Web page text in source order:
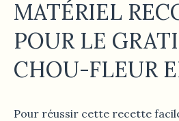
MATÉRIEL
POUR LE
CHOU-FLEUR
Pour réussir cette recette